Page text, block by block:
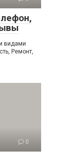
видами
Ремонт,
0